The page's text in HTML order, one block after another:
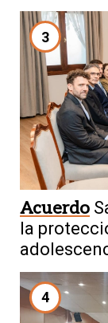
3
Acuerdo
la
4